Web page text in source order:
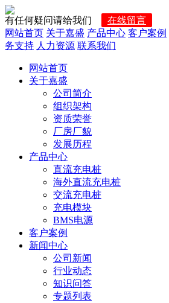
有任何疑问请给我们
在线留言
网站首页 关于嘉盛 产品中心 客户案例
务支持 人力资源 联系我们
网站首页
关于嘉盛
公司简介
组织架构
资质荣誉
厂房厂貌
发展历程
产品中心
直流充电桩
海外直流充电桩
交流充电桩
充电模块
BMS电源
客户案例
新闻中心
公司新闻
行业动态
知识问答
专题列表